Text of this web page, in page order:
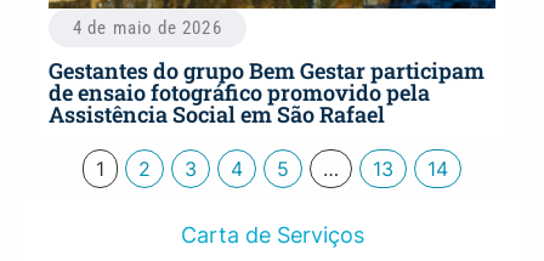
Carta de Serviços
4 de maio de 2026
Gestantes do grupo Bem Gestar participam
de ensaio fotográfico promovido pela
Assistência Social em São Rafael
1 2 3 4 5 … 13 14